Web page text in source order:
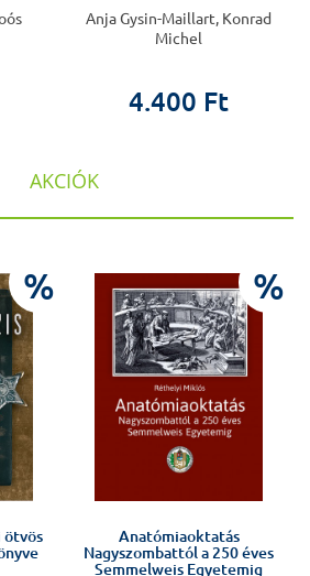
Anja Gysin-Maillart, Konrad
Michel
4.400 Ft
AKCIÓK
%
ötvös
%
Anatómiaoktatás
Nagyszombattól a 250 éves
Semmelweis Egyetemig